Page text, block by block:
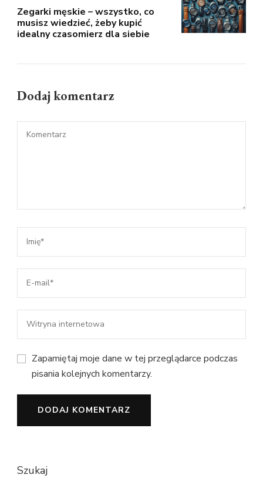
Zegarki męskie – wszystko, co
musisz wiedzieć, żeby kupić
idealny czasomierz dla siebie
Dodaj komentarz
Zapamiętaj moje dane w tej przeglądarce podczas
pisania kolejnych komentarzy.
Szukaj